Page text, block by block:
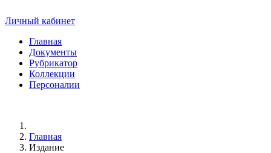
Личный кабинет
Главная
Документы
Рубрикатор
Коллекции
Персоналии
Главная
Издание